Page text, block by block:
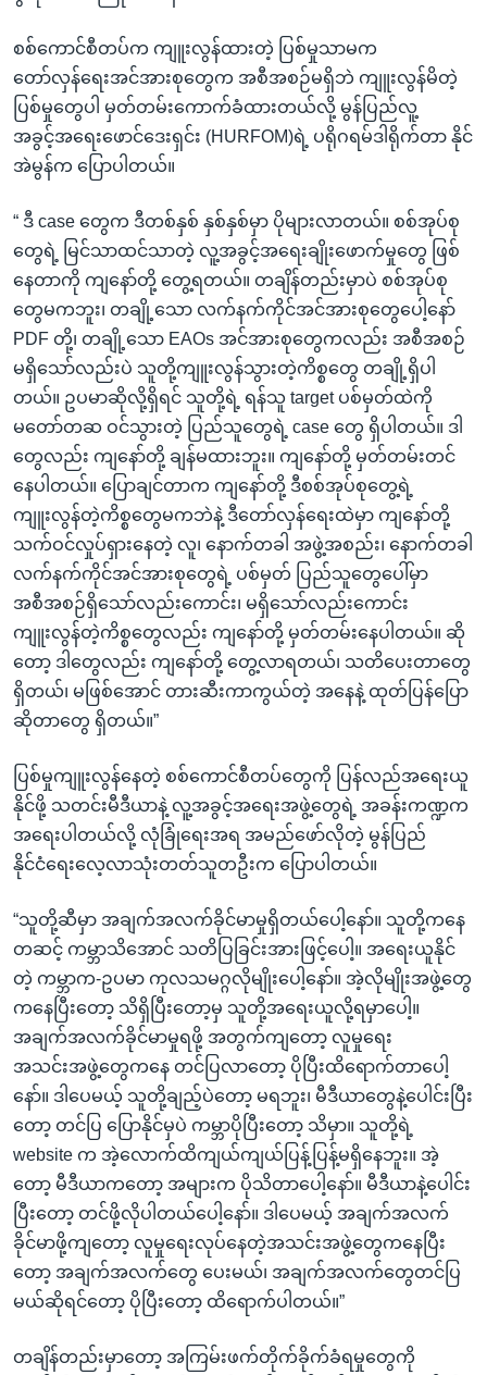
စစ်ကောင်စီတပ်က ကျူးလွန်ထားတဲ့ ပြစ်မှုသာမက
တော်လှန်ရေးအင်အားစုတွေက အစီအစဉ်မရှိဘဲ ကျူးလွန်မိတဲ့
ပြစ်မှုတွေပါ မှတ်တမ်းကောက်ခံထားတယ်လို့ မွန်ပြည်လူ့
အခွင့်အရေးဖောင်ဒေးရှင်း (HURFOM)ရဲ့ ပရိုဂရမ်ဒါရိုက်တာ နိုင်
အဲမွန်က ပြောပါတယ်။
“ ဒီ case တွေက ဒီတစ်နှစ် နှစ်နှစ်မှာ ပိုများလာတယ်။ စစ်အုပ်စု
တွေရဲ့ မြင်သာထင်သာတဲ့ လူ့အခွင့်အရေးချိုးဖောက်မှုတွေ ဖြစ်
နေတာကို ကျနော်တို့ တွေ့ရတယ်။ တချိန်တည်းမှာပဲ စစ်အုပ်စု
တွေမကဘူး၊ တချို့သော လက်နက်ကိုင်အင်အားစုတွေပေါ့နော်
PDF တို့၊ တချို့သော EAOs အင်အားစုတွေကလည်း အစီအစဉ်
မရှိသော်လည်းပဲ သူတို့ကျူးလွန်သွားတဲ့ကိစ္စတွေ တချို့ရှိပါ
တယ်။ ဥပမာဆိုလို့ရှိရင် သူတို့ရဲ့ ရန်သူ target ပစ်မှတ်ထဲကို
မတော်တဆ ဝင်သွားတဲ့ ပြည်သူတွေရဲ့ case တွေ ရှိပါတယ်။ ဒါ
တွေလည်း ကျနော်တို့ ချန်မထားဘူး။ ကျနော်တို့ မှတ်တမ်းတင်
နေပါတယ်။ ပြောချင်တာက ကျနော်တို့ ဒီစစ်အုပ်စုတွေ့ရဲ့
ကျူးလွန်တဲ့ကိစ္စတွေမကဘဲနဲ့ ဒီတော်လှန်ရေးထဲမှာ ကျနော်တို့
သက်ဝင်လှုပ်ရှားနေတဲ့ လူ၊ နောက်တခါ အဖွဲ့အစည်း၊ နောက်တခါ
လက်နက်ကိုင်အင်အားစုတွေရဲ့ ပစ်မှတ် ပြည်သူတွေပေါ်မှာ
အစီအစဉ်ရှိသော်လည်းကောင်း၊ မရှိသော်လည်းကောင်း
ကျူးလွန်တဲ့ကိစ္စတွေလည်း ကျနော်တို့ မှတ်တမ်းနေပါတယ်။ ဆို
တော့ ဒါတွေလည်း ကျနော်တို့ တွေ့လာရတယ်၊ သတိပေးတာတွေ
ရှိတယ်၊ မဖြစ်အောင် တားဆီးကာကွယ်တဲ့ အနေနဲ့ ထုတ်ပြန်ပြော
ဆိုတာတွေ ရှိတယ်။”
ပြစ်မှုကျူးလွန်နေတဲ့ စစ်ကောင်စီတပ်တွေကို ပြန်လည်အရေးယူ
နိုင်ဖို့ သတင်းမီဒီယာနဲ့ လူ့အခွင့်အရေးအဖွဲ့တွေရဲ့ အခန်းကဏ္ဍက
အရေးပါတယ်လို့ လုံခြုံရေးအရ အမည်ဖော်လိုတဲ့ မွန်ပြည်
နိုင်ငံရေးလေ့လာသုံးတတ်သူတဦးက ပြောပါတယ်။
“သူတို့ဆီမှာ အချက်အလက်ခိုင်မာမှုရှိတယ်ပေါ့နော်။ သူတို့ကနေ
တဆင့် ကမ္ဘာသိအောင် သတိပြခြင်းအားဖြင့်ပေါ့။ အရေးယူနိုင်
တဲ့ ကမ္ဘာက-ဥပမာ ကုလသမဂ္ဂလိုမျိုးပေါ့နော်။ အဲ့လိုမျိုးအဖွဲ့တွေ
ကနေပြီးတော့ သိရှိပြီးတော့မှ သူတို့အရေးယူလို့ရမှာပေါ့။
အချက်အလက်ခိုင်မာမှုရဖို့ အတွက်ကျတော့ လူမှုရေး
အသင်းအဖွဲ့တွေကနေ တင်ပြလာတော့ ပိုပြီးထိရောက်တာပေါ့
နော်။ ဒါပေမယ့် သူတို့ချည့်ပဲတော့ မရဘူး၊ မီဒီယာတွေနဲ့ပေါင်းပြီး
တော့ တင်ပြ ပြောနိုင်မှပဲ ကမ္ဘာပိုပြီးတော့ သိမှာ။ သူတို့ရဲ့
website က အဲ့လောက်ထိကျယ်ကျယ်ပြန့်ပြန့်မရှိနေဘူး။ အဲ့
တော့ မီဒီယာကတော့ အများက ပိုသိတာပေါ့နော်။ မီဒီယာနဲ့ပေါင်း
ပြီးတော့ တင်ဖို့လိုပါတယ်ပေါ့နော်။ ဒါပေမယ့် အချက်အလက်
ခိုင်မာဖို့ကျတော့ လူမှုရေးလုပ်နေတဲ့အသင်းအဖွဲ့တွေကနေပြီး
တော့ အချက်အလက်တွေ ပေးမယ်၊ အချက်အလက်တွေတင်ပြ
မယ်ဆိုရင်တော့ ပိုပြီးတော့ ထိရောက်ပါတယ်။”
တချိန်တည်းမှာတော့ အကြမ်းဖက်တိုက်ခိုက်ခံရမှုတွေကို